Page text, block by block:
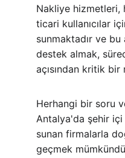
Nakliye hizmetleri,
ticari kullanıcılar
sunmaktadır ve
destek almak,
açısından kritik bir
Herhangi bir soru
Antalya'da şehir
sunan firmalarla
geçmek